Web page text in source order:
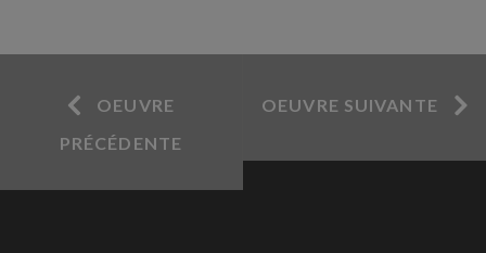
OEUVRE
PRÉCÉDENTE
OEUVRE SUIVANTE